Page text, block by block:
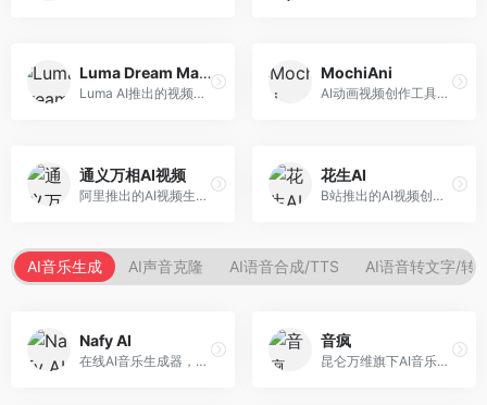
Luma Dream Machine
Luma AI推出的视频生成工具，专注于高质量视频创作。面向影视创作者和内容生产者，支持文生视频、图生视频，视频质量高，物理运动流畅自然。
MochiAni
AI动画视频创作工具，专注于动画内容生成。面向动画创作者和二次元内容生产者，支持动画风格视频生成，动画效果流畅，适合动漫内容创作。
通义万相AI视频
阿里推出的AI视频生成服务，整合图像与视频创作能力。面向电商和营销从业者，支持商品视频生成、营销视频制作等服务，商业应用场景丰富。
花生AI
B站推出的AI视频创作工具，专注于短视频内容生成。面向B站创作者，支持视频生成、视频编辑等功能，与B站平台深度整合，创作效率高。
AI音乐生成 AI声音克隆 AI语音合成/TTS AI语音转文字/转
Nafy AI
在线AI音乐生成器，专注于快速音乐创作。面向内容创作者，支持多种风格音乐生成，操作简便，生成速度快，适合快速配乐需求。
音疯
昆仑万维旗下AI音乐创作平台，专注于音乐内容生成。面向音乐爱好者和内容创作者，提供多种风格音乐生成，操作简便，创作速度快。